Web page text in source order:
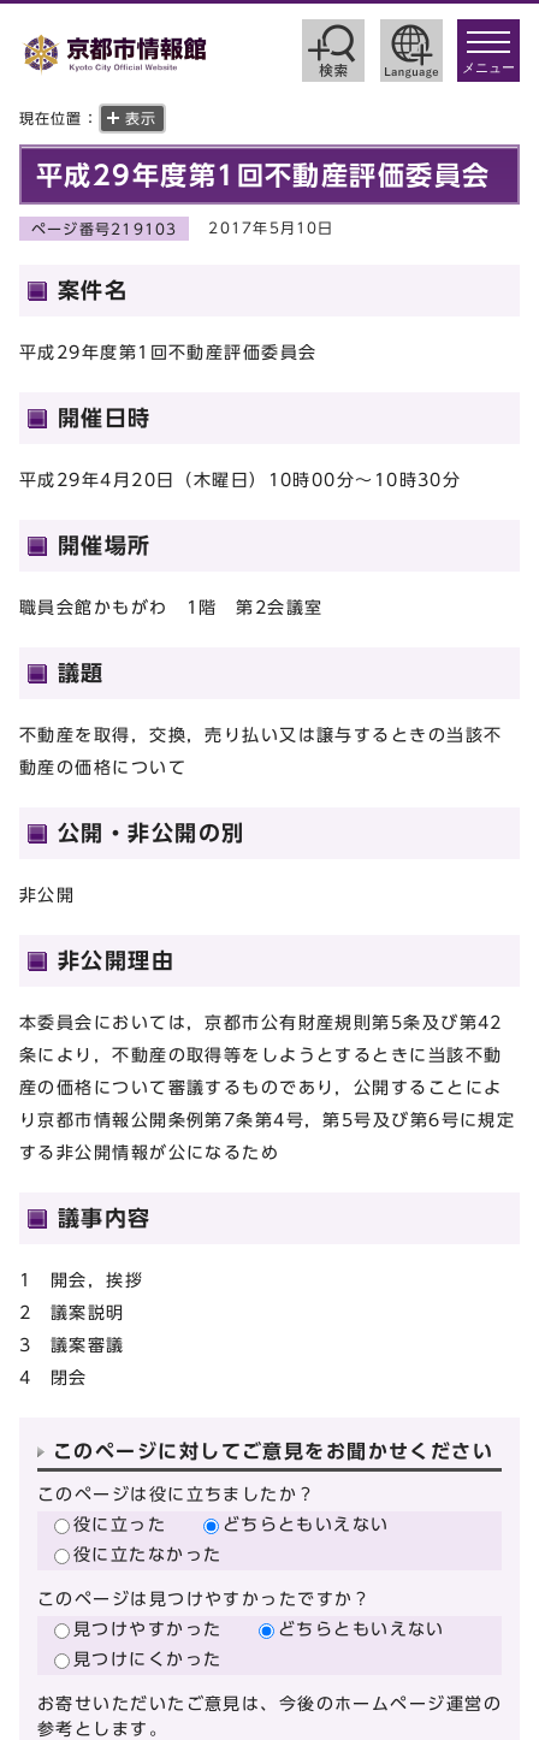
toggle
メニュー
現在位置： 表示
平成29年度第1回不動産評価委員会
ページ番号219103 2017年5月10日
案件名
平成29年度第1回不動産評価委員会
開催日時
平成29年4月20日（木曜日）10時00分～10時30分
開催場所
職員会館かもがわ 1階 第2会議室
議題
不動産を取得，交換，売り払い又は譲与するときの当該不
動産の価格について
公開・非公開の別
非公開
非公開理由
本委員会においては，京都市公有財産規則第5条及び第42
条により，不動産の取得等をしようとするときに当該不動
産の価格について審議するものであり，公開することによ
り京都市情報公開条例第7条第4号，第5号及び第6号に規定
する非公開情報が公になるため
議事内容
1 開会，挨拶
2 議案説明
3 議案審議
4 閉会
このページに対してご意見をお聞かせください
このページは役に立ちましたか？
役に立った
どちらともいえない
役に立たなかった
このページは見つけやすかったですか？
見つけやすかった
どちらともいえない
見つけにくかった
お寄せいただいたご意見は、今後のホームページ運営の
参考とします。